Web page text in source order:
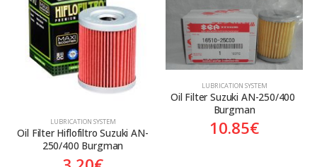
Aftermarket Aftermarket
Genuine
Γνήσιο
LUBRICATION SYSTEM
Oil Filter Hiflofiltro Suzuki AN-
250/400 Burgman
LUBRICATION SYSTEM
Oil Filter Suzuki AN-250/400
Burgman
10.85€